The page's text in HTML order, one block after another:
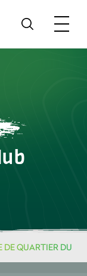
DE QUARTIER DU